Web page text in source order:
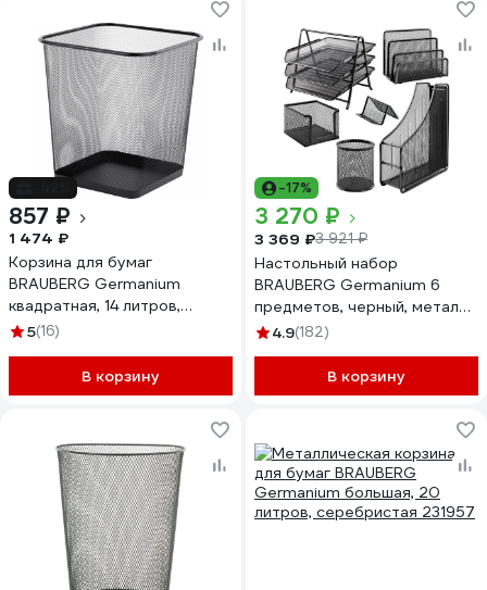
857 ₽
1 474 ₽
Корзина для бумаг
BRAUBERG Germanium
квадратная, 14 литров,
металл, черная 237975
5(16)
В корзину
-17%
3 270 ₽
3 369 ₽3 921 ₽
Настольный набор
BRAUBERG Germanium 6
предметов, черный, металл
237985
4.9(182)
В корзину